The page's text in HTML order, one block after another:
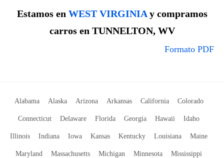
Estamos en WEST VIRGINIAy compramos
carros en TUNNELTON, WV
Formato PDF
Alabama Alaska Arizona Arkansas California Colorado
Connecticut Delaware Florida Georgia Hawaii Idaho
Illinois Indiana Iowa Kansas Kentucky Louisiana Maine
Maryland Massachusetts Michigan Minnesota Mississippi